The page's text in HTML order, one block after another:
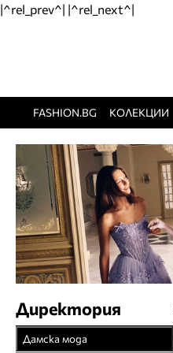
|^rel_prev^| |^rel_next^|
FASHION.BG КОЛЕКЦИИ
Директория
Дамска мода